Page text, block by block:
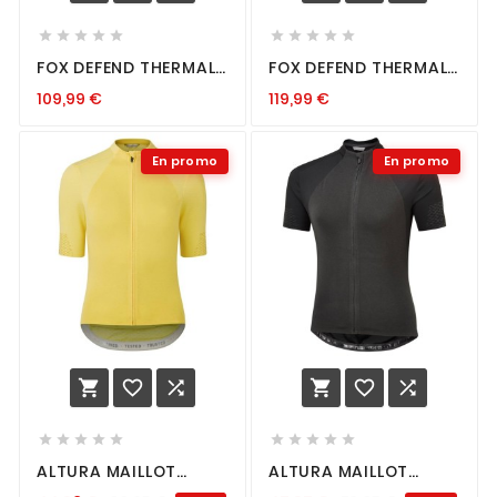
    
FOX DEFEND THERMAL
109,99 €
    
FOX DEFEND THERMAL
BLACK
119,99 €
En promo
  
    
ALTURA MAILLOT
MANCHES COURTES
En promo
  
    
ALTURA MAILLOT
MANCHES COURTES